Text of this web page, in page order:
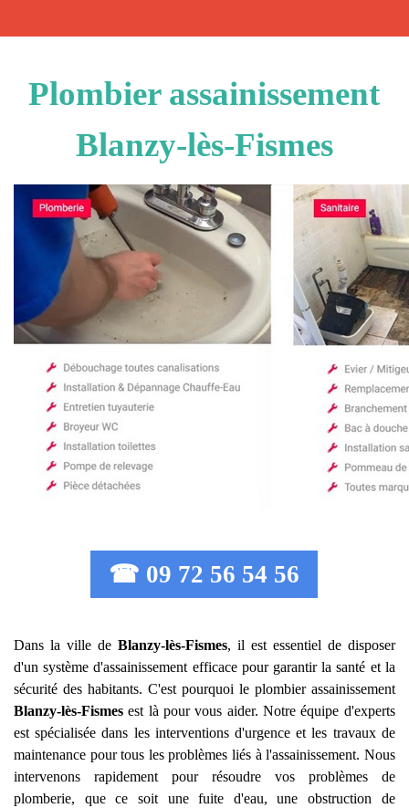
Plombier assainissement
Blanzy-lès-Fismes
☎ 09 72 56 54 56
Dans la ville de Blanzy-lès-Fismes, il est essentiel de disposer
d'un système d'assainissement efficace pour garantir la santé et la
sécurité des habitants. C'est pourquoi le plombier assainissement
Blanzy-lès-Fismes est là pour vous aider. Notre équipe d'experts
est spécialisée dans les interventions d'urgence et les travaux de
maintenance pour tous les problèmes liés à l'assainissement. Nous
intervenons rapidement pour résoudre vos problèmes de
plomberie, que ce soit une fuite d'eau, une obstruction de